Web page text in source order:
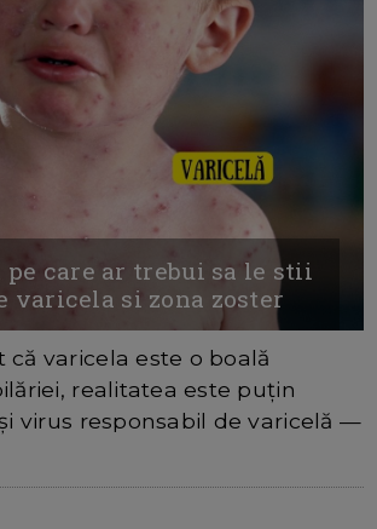
care ar trebui sa le stii
varicela si zona zoster
că varicela este o boală
realitatea este puțin
virus responsabil de varicelă —